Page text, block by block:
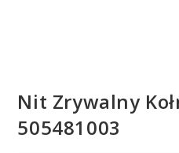
Nit Zrywalny
505481003